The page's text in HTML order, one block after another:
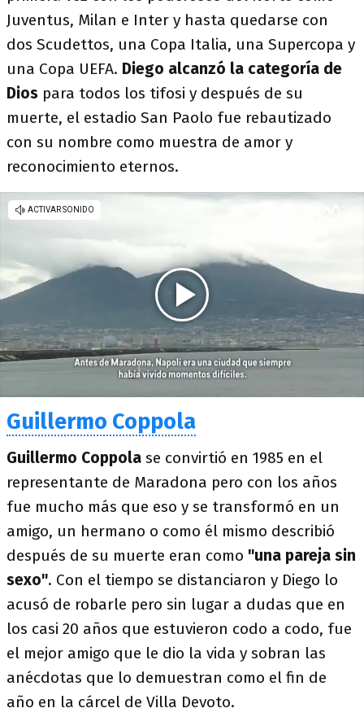
Juventus, Milan e Inter y hasta quedarse con
dos Scudettos, una Copa Italia, una Supercopa y
una Copa UEFA. Diego alcanzó la categoría de
Dios para todos los tifosi y después de su
muerte, el estadio San Paolo fue rebautizado
con su nombre como muestra de amor y
reconocimiento eternos.
Guillermo Coppola
Guillermo Coppola se convirtió en 1985 en el
representante de Maradona pero con los años
fue mucho más que eso y se transformó en un
amigo, un hermano o como él mismo describió
después de su muerte eran como "una pareja sin
sexo". Con el tiempo se distanciaron y Diego lo
acusó de robarle pero sin lugar a dudas que en
los casi 20 años que estuvieron codo a codo, fue
el mejor amigo que le dio la vida y sobran las
anécdotas que lo demuestran como el fin de
año en la cárcel de Villa Devoto.